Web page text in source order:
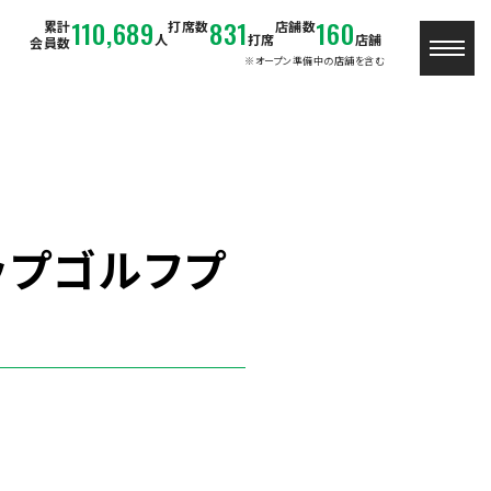
累計
会員数110,689 人
打席数831打席
店舗数160店舗
※オープン準備中の店舗を含む
ゴルフプ